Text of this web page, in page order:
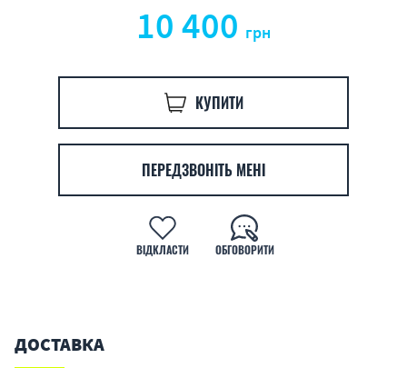
10 400 грн
КУПИТИ
ПЕРЕДЗВОНІТЬ МЕНІ
ВІДКЛАСТИ ОБГОВОРИТИ
ДОСТАВКА